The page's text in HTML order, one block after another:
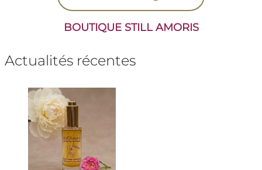
BOUTIQUE STILL AMORIS
Actualités récentes